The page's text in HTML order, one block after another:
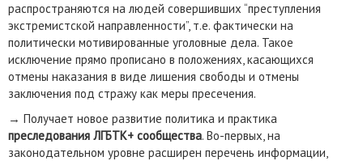
распространяются на людей совершивших “преступления
экстремистской направленности”, т.е. фактически на
политически мотивированные уголовные дела. Такое
исключение прямо прописано в положениях, касающихся
отмены наказания в виде лишения свободы и отмены
заключения под стражу как меры пресечения.
→ Получает новое развитие политика и практика
преследования ЛГБТК+ сообщества. Во-первых, на
законодательном уровне расширен перечень информации,